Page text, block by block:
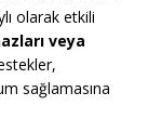
olarak etkili
veya
sağlamasına